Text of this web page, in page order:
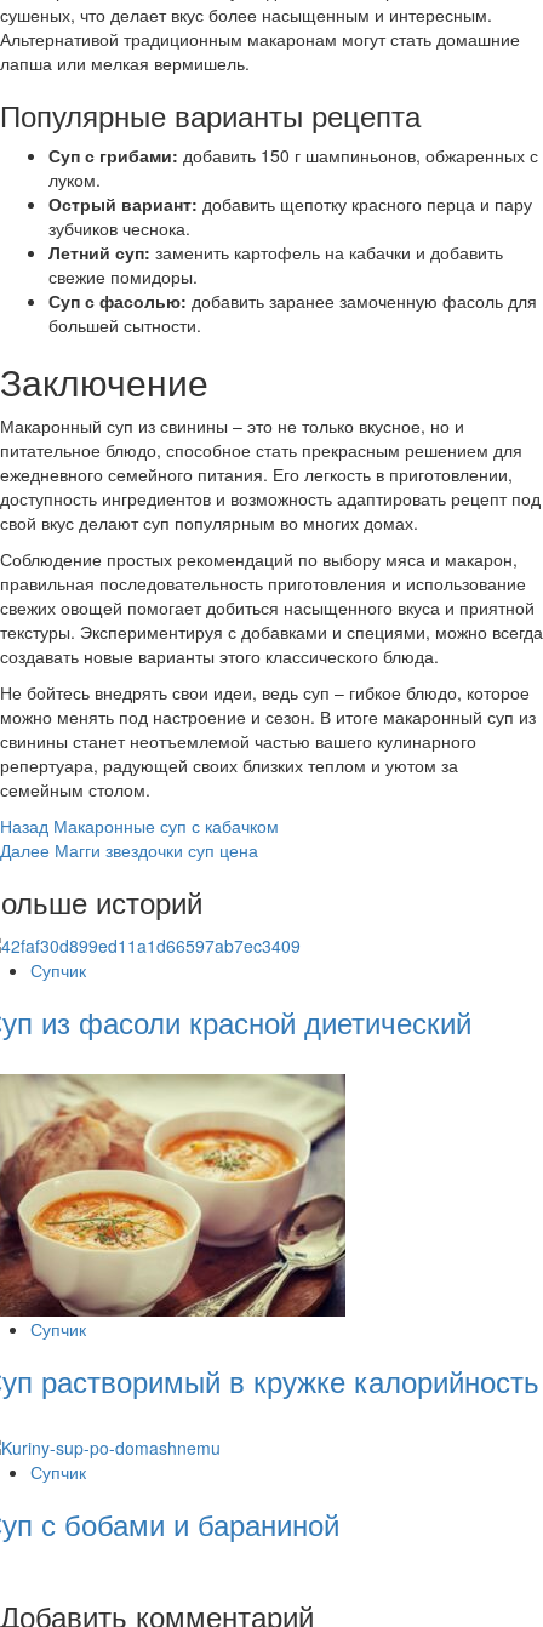
сушеных, что делает вкус более насыщенным и интересным.
Альтернативой традиционным макаронам могут стать домашние
лапша или мелкая вермишель.
Популярные варианты рецепта
Суп с грибами: добавить 150 г шампиньонов, обжаренных с
луком.
Острый вариант: добавить щепотку красного перца и пару
зубчиков чеснока.
Летний суп: заменить картофель на кабачки и добавить
свежие помидоры.
Суп с фасолью: добавить заранее замоченную фасоль для
большей сытности.
Заключение
Макаронный суп из свинины – это не только вкусное, но и
питательное блюдо, способное стать прекрасным решением для
ежедневного семейного питания. Его легкость в приготовлении,
доступность ингредиентов и возможность адаптировать рецепт под
свой вкус делают суп популярным во многих домах.
Соблюдение простых рекомендаций по выбору мяса и макарон,
правильная последовательность приготовления и использование
свежих овощей помогает добиться насыщенного вкуса и приятной
текстуры. Экспериментируя с добавками и специями, можно всегда
создавать новые варианты этого классического блюда.
Не бойтесь внедрять свои идеи, ведь суп – гибкое блюдо, которое
можно менять под настроение и сезон. В итоге макаронный суп из
свинины станет неотъемлемой частью вашего кулинарного
репертуара, радующей своих близких теплом и уютом за
семейным столом.
Post
Navigation
Назад Макаронные суп с кабачком
Далее Магги звездочки суп цена
историй
Супчик
из фасоли красной диетический
Супчик
растворимый в кружке калорийность
Супчик
с бобами и бараниной
Добавить комментарий